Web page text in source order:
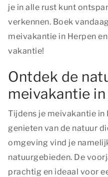
je in alle rust kunt
verkennen. Boek
meivakantie in Herpen
vakantie!
Ontdek de
meivakantie
Tijdens je meivakantie in
genieten van de natuur
omgeving vind je
natuurgebieden. De
prachtig en ideaal voor